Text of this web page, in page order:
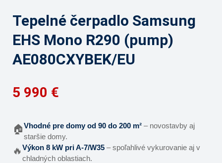
Tepelné čerpadlo Samsung
EHS Mono R290 (pump)
AE080CXYBEK/EU
5 990 €
🏠Vhodné pre domy od 90 do 200 m² – novostavby aj
staršie domy.
🔥Výkon 8 kW pri A-7/W35 – spoľahlivé vykurovanie aj v
chladných oblastiach.